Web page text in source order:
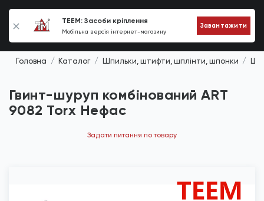
TEEM: Засоби кріплення
Мобільна версія інтернет-магазину
Завантажити
0
Головна Каталог Шпильки, штифти, шплінти, шпонки
Гвинт-шуруп комбінований ART
9082 Torx Нефас
Задати питання по товару